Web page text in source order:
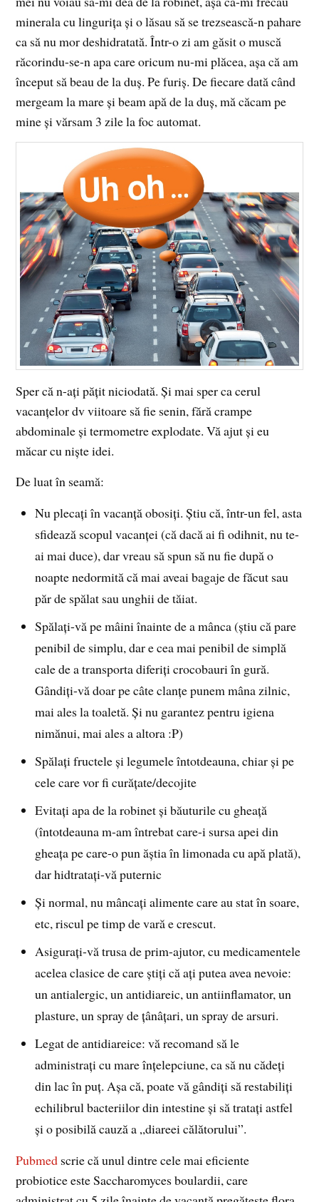
minerala cu linguriţa şi o lăsau să se trezsească-n pahare
ca să nu mor deshidratată. Într-o zi am găsit o muscă
răcorindu-se-n apa care oricum nu-mi plăcea, aşa că am
început să beau de la duş. Pe furiş. De fiecare dată când
mergeam la mare şi beam apă de la duş, mă căcam pe
mine şi vărsam 3 zile la foc automat.
Sper că n-aţi păţit niciodată. Şi mai sper ca cerul
vacanţelor dv viitoare să fie senin, fără crampe
abdominale şi termometre explodate. Vă ajut şi eu
măcar cu nişte idei.
De luat în seamă:
Nu plecaţi în vacanţă obosiţi. Ştiu că, într-un fel, asta
sfidează scopul vacanţei (că dacă ai fi odihnit, nu te-
ai mai duce), dar vreau să spun să nu fie după o
noapte nedormită că mai aveai bagaje de făcut sau
păr de spălat sau unghii de tăiat.
Spălaţi-vă pe mâini înainte de a mânca (ştiu că pare
penibil de simplu, dar e cea mai penibil de simplă
cale de a transporta diferiţi crocobauri în gură.
Gândiţi-vă doar pe câte clanţe punem mâna zilnic,
mai ales la toaletă. Şi nu garantez pentru igiena
nimănui, mai ales a altora :P)
Spălaţi fructele şi legumele întotdeauna, chiar şi pe
cele care vor fi curăţate/decojite
Evitaţi apa de la robinet şi băuturile cu gheaţă
(întotdeauna m-am întrebat care-i sursa apei din
gheaţa pe care-o pun ăştia în limonada cu apă plată),
dar hidtrataţi-vă puternic
Şi normal, nu mâncaţi alimente care au stat în soare,
etc, riscul pe timp de vară e crescut.
Asiguraţi-vă trusa de prim-ajutor, cu medicamentele
acelea clasice de care ştiţi că aţi putea avea nevoie:
un antialergic, un antidiareic, un antiinflamator, un
plasture, un spray de ţânâţari, un spray de arsuri.
Legat de antidiareice: vă recomand să le
administraţi cu mare înţelepciune, ca să nu cădeţi
din lac în puţ. Aşa că, poate vă gândiţi să restabiliţi
echilibrul bacteriilor din intestine şi să trataţi astfel
şi o posibilă cauză a „diareei călătorului”.
Pubmed scrie că unul dintre cele mai eficiente
probiotice este Saccharomyces boulardii, care